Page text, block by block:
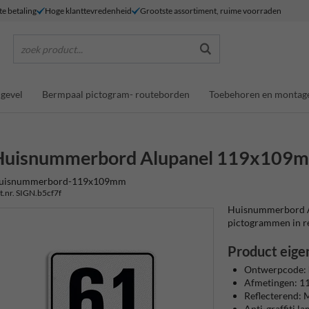
betaling Hoge klanttevredenheid Grootste assortiment, ruime voorraden
zoek product...
Bermpaal pictogram- routeborden Toebehoren en
Alupanel
119x109mm
SIGN.b5cf7f
Huisnummerbord
pictogrammen in
Product
Ontwerpcode:
Afmetingen:
Reflecterend: